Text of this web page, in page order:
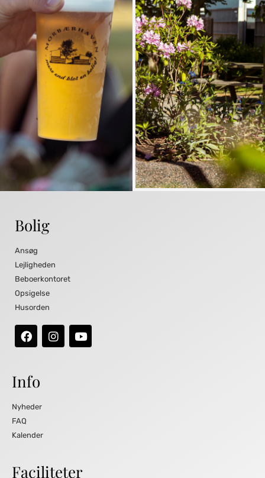
Bolig
Ansøg
Lejligheden
Beboerkontoret
Opsigelse
Husorden
Info
Nyheder
FAQ
Kalender
Faciliteter